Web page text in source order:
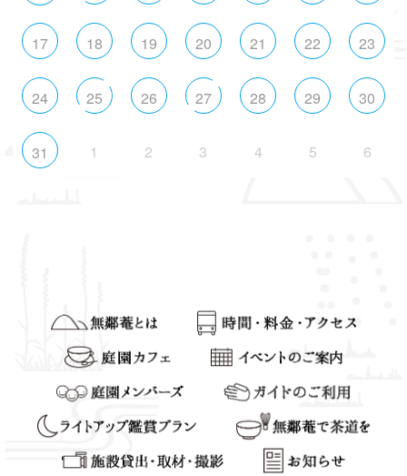
17 18 19 20 21 22 23
24 25 26 27 28 29 30
31 1 2 3 4 5 6